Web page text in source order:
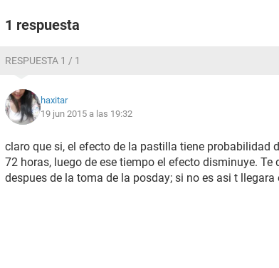
1 respuesta
RESPUESTA 1 / 1
haxitar
19 jun 2015 a las 19:32
claro que si, el efecto de la pastilla tiene probabilidad
72 horas, luego de ese tiempo el efecto disminuye.
despues de la toma de la posday; si no es asi t llegara